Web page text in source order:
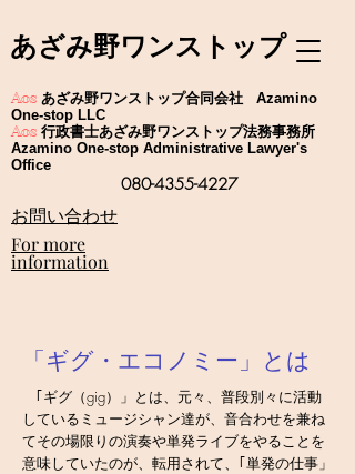
あざみ野ワンストップ
Aos あざみ野ワンストップ合同会社 Azamino
One-stop LLC
Aos 行政書士あざみ野ワンストップ法務事務所
Azamino One-stop Administrative Lawyer's
Office
080-4355-4227
​お問い合わせ
For more
information
「ギグ・エコノミー」とは
｢ギグ（gig）」とは、元々、普段別々に活動
しているミュージシャン達が、音合わせを兼ね
てその場限りの演奏や単発ライブをやることを
意味していたのが、転用されて、｢単発の仕事」